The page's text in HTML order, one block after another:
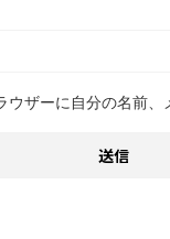
ザーに自分の名前、